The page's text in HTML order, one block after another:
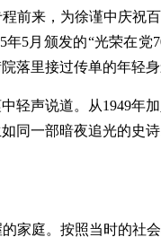
前来，为徐谨中庆祝
5月颁发的“光荣在党
落里接过传单的年轻身
轻声说道。从1949年
同一部暗夜追光的史诗
家庭。按照当时的社